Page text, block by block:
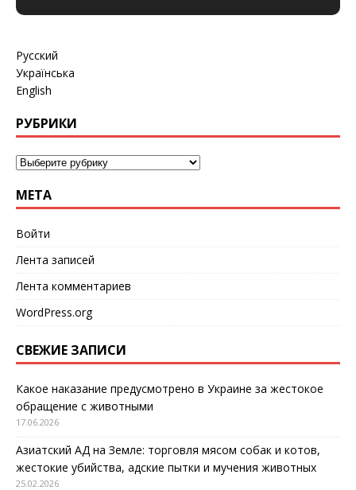
Русский
Українська
English
РУБРИКИ
МЕТА
Войти
Лента записей
Лента комментариев
WordPress.org
СВЕЖИЕ ЗАПИСИ
Какое наказание предусмотрено в Украине за жестокое
обращение с животными
17.06.2026
Азиатский АД на Земле: торговля мясом собак и котов,
жестокие убийства, адские пытки и мучения животных
25.02.2026